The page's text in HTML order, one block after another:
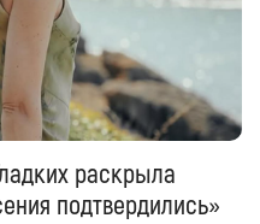
раскрыла
подтвердились»